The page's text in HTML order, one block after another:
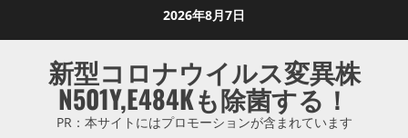
2026年8月7日
新型コロナウイルス変異株
N501Y,E484Kも除菌する！
PR：本サイトにはプロモーションが含まれています